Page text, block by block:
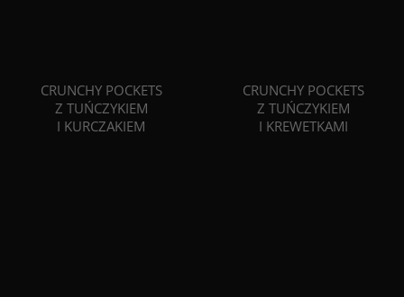
CRUNCHY POCKETS
Z TUŃCZYKIEM
I KURCZAKIEM
CRUNCHY POCKETS
Z TUŃCZYKIEM
I KREWETKAMI